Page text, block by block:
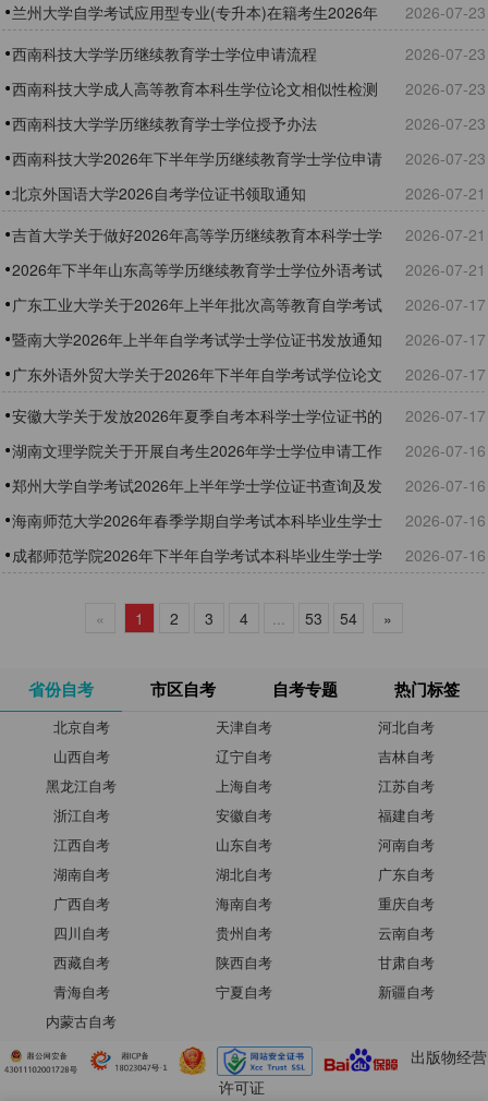
通知
兰州大学自学考试应用型专业(专升本)在籍考生2026年
下半年全国大学英语四级预报名通知
2026-07-23
西南科技大学学历继续教育学士学位申请流程
2026-07-23
西南科技大学成人高等教育本科生学位论文相似性检测
工作实施办法 (试行)
2026-07-23
西南科技大学学历继续教育学士学位授予办法
2026-07-23
西南科技大学2026年下半年学历继续教育学士学位申请
通知
2026-07-23
北京外国语大学2026自考学位证书领取通知
2026-07-21
吉首大学关于做好2026年高等学历继续教育本科学士学
位外语考试报名工作的通知
2026-07-21
2026年下半年山东高等学历继续教育学士学位外语考试
报名须知
2026-07-21
广东工业大学关于2026年上半年批次高等教育自学考试
学士学位证书（社会生）发放的通知
2026-07-17
暨南大学2026年上半年自学考试学士学位证书发放通知
2026-07-17
广东外语外贸大学关于2026年下半年自学考试学位论文
指导及审核工作安排的通知
2026-07-17
安徽大学关于发放2026年夏季自考本科学士学位证书的
通知（第1批：7月18日-7月19日）
2026-07-17
湖南文理学院关于开展自考生2026年学士学位申请工作
的通知
2026-07-16
郑州大学自学考试2026年上半年学士学位证书查询及发
放通知
2026-07-16
海南师范大学2026年春季学期自学考试本科毕业生学士
学位证书领取通知
2026-07-16
成都师范学院2026年下半年自学考试本科毕业生学士学
2026-07-16
« 1 2 3 4 ... 53 54 »
省份自考 市区自考 自考专题 热门标签
北京自考 天津自考
河北自考
山西自考
辽宁自考
吉林自考
黑龙江自考
上海自考
江苏自考
浙江自考
安徽自考
福建自考
江西自考
山东自考
河南自考
湖南自考
湖北自考
广东自考
广西自考
海南自考
重庆自考
四川自考
贵州自考
云南自考
西藏自考
陕西自考
甘肃自考
青海自考
宁夏自考
新疆自考
内蒙古自考
出版物经营
许可证